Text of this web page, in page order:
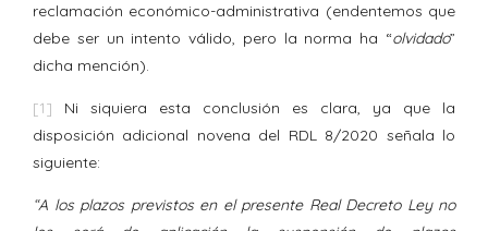
reclamación económico-administrativa (endentemos que
debe ser un intento válido, pero la norma ha “olvidado”
dicha mención).
[1] Ni siquiera esta conclusión es clara, ya que la
disposición adicional novena del RDL 8/2020 señala lo
siguiente:
“A los plazos previstos en el presente Real Decreto Ley no